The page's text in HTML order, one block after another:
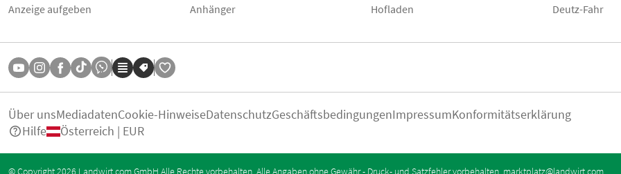
Anzeige aufgeben
Anhänger
Hofladen
Deutz-Fahr
Über unsMediadatenCookie-HinweiseDatenschutzGeschäftsbedingungenImpressumKonformitätserklärung
Hilfe
Österreich | EUR
© Copyright 2026 Landwirt.com GmbH Alle Rechte vorbehalten. Alle Angaben ohne Gewähr - Druck- und Satzfehler vorbehalten. marktplatz@landwirt.com